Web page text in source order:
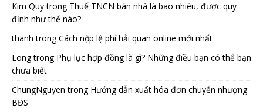
Kim Quytrong Thuế TNCN bán nhà là bao nhiêu, được quy
định như thế nào?
thanh trongCách nộp lệ phí hải quan online mới nhất
Longtrong Phụ lục hợp đồng là gì? Những điều bạn có thể bạn
chưa biết
ChungNguyen trong Hướng dẫn xuất hóa đơn chuyển nhượng
BĐS